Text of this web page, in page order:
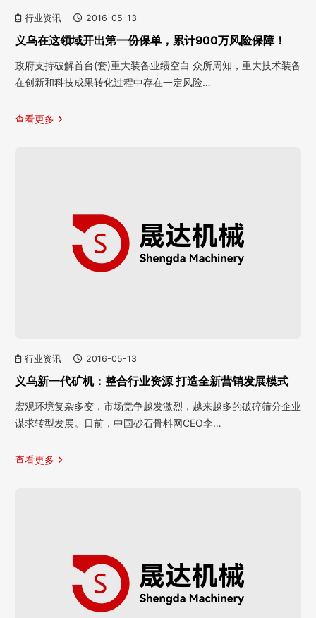
行业资讯 2016-05-13
义乌在这领域开出第一份保单，累计900万风险保障！
政府支持破解首台(套)重大装备业绩空白 众所周知，重大技术装备
在创新和科技成果转化过程中存在一定风险…
查看更多
行业资讯 2016-05-13
义乌新一代矿机：整合行业资源 打造全新营销发展模式
宏观环境复杂多变，市场竞争越发激烈，越来越多的破碎筛分企业
谋求转型发展。日前，中国砂石骨料网CEO李…
查看更多